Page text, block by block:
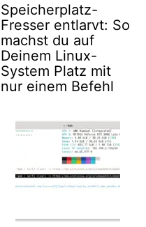
Speicherplatz-
Fresser entlarvt: So
machst du auf
Deinem Linux-
System Platz mit
nur einem Befehl